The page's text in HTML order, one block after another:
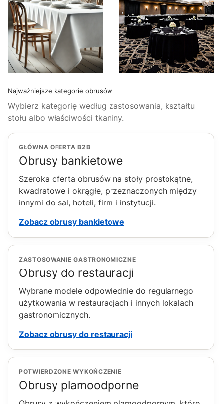
Najważniejsze kategorie obrusów
Wybierz kategorię według zastosowania, kształtu
stołu albo właściwości tkaniny.
GŁÓWNA OFERTA B2B
Obrusy bankietowe
Szeroka oferta obrusów na stoły prostokątne,
kwadratowe i okrągłe, przeznaczonych między
innymi do sal, hoteli, firm i instytucji.
Zobacz obrusy bankietowe
ZASTOSOWANIE GASTRONOMICZNE
Obrusy do restauracji
Wybrane modele odpowiednie do regularnego
użytkowania w restauracjach i innych lokalach
gastronomicznych.
Zobacz obrusy do restauracji
POTWIERDZONE WYKOŃCZENIE
Obrusy plamoodporne